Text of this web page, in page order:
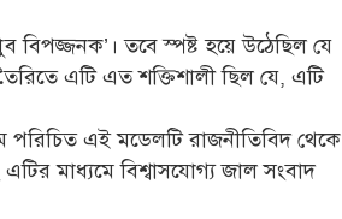
বিপজ্জনক’। তবে স্পষ্ট হয়ে উঠেছিল যে
এটি এত শক্তিশালী ছিল যে, এটি
পরিচিত এই মডেলটি রাজনীতিবিদ থেকে
মাধ্যমে বিশ্বাসযোগ্য জাল সংবাদ